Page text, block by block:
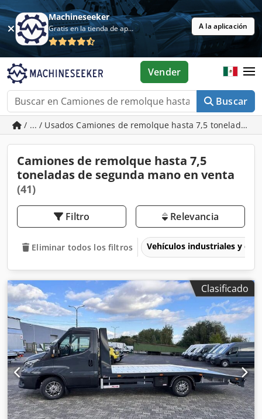
Machineseeker
Gratis en la tienda de aplicaciones A la aplicación
Buscar
Vender
/ ... / Usados Camiones de remolque hasta 7,5 toneladas
Camiones de remolque hasta 7,5
toneladas de segunda mano en venta
(41)
Filtro Relevancia
Eliminar todos los filtros Vehículos industriales y
Clasificado